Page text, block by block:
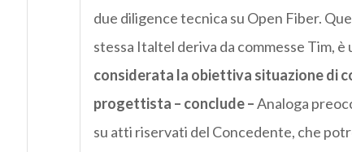
due diligence tecnica su Open Fiber.
stessa Italtel deriva da commesse Tim,
considerata la obiettiva situazione di
progettista – conclude –Analoga
su atti riservati del Concedente, che